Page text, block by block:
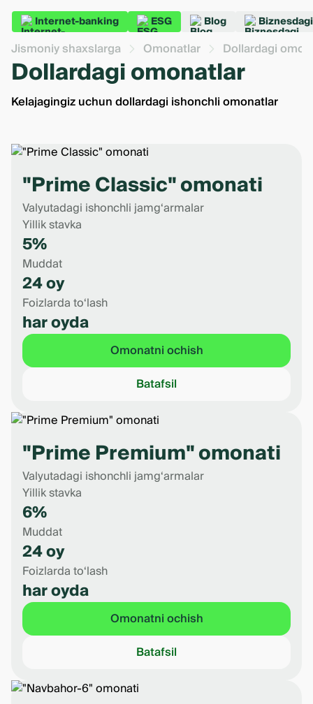
Internet-banking ESG Blog
Jismoniy shaxslarga Omonatlar Dollardagi
Dollardagi omonatlar
Kelajagingiz uchun dollardagi ishonchli omonatlar
"Prime Classic" omonati
Valyutadagi ishonchli jamg‘armalar
Yillik stavka
5%
Muddat
24 oy
Foizlarda to‘lash
har oyda
Omonatni ochish
Batafsil
"Prime Premium" omonati
Valyutadagi ishonchli jamg‘armalar
Yillik stavka
6%
Muddat
24 oy
Foizlarda to‘lash
har oyda
Omonatni ochish
Batafsil